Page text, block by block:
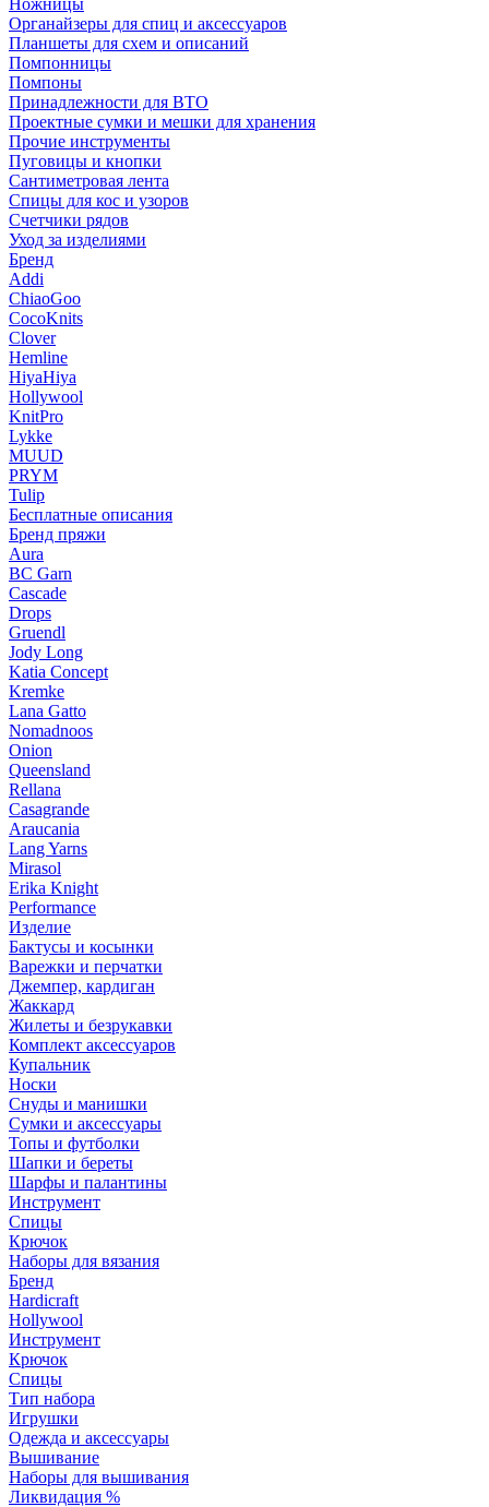
Ножницы
Органайзеры для спиц и аксессуаров
Планшеты для схем и описаний
Помпонницы
Помпоны
Принадлежности для ВТО
Проектные сумки и мешки для хранения
Прочие инструменты
Пуговицы и кнопки
Сантиметровая лента
Спицы для кос и узоров
Счетчики рядов
Уход за изделиями
Бренд
Addi
ChiaoGoo
CocoKnits
Clover
Hemline
HiyaHiya
Hollywool
KnitPro
Lykke
MUUD
PRYM
Tulip
Бесплатные описания
Бренд пряжи
Aura
BC Garn
Cascade
Drops
Gruendl
Jody Long
Katia Concept
Kremke
Lana Gatto
Nomadnoos
Onion
Queensland
Rellana
Casagrande
Araucania
Lang Yarns
Mirasol
Erika Knight
Performance
Изделие
Бактусы и косынки
Варежки и перчатки
Джемпер, кардиган
Жаккард
Жилеты и безрукавки
Комплект аксессуаров
Купальник
Носки
Снуды и манишки
Сумки и аксессуары
Топы и футболки
Шапки и береты
Шарфы и палантины
Инструмент
Спицы
Крючок
Наборы для вязания
Бренд
Hardicraft
Hollywool
Инструмент
Крючок
Спицы
Тип набора
Игрушки
Одежда и аксессуары
Вышивание
Наборы для вышивания
Ликвидация %